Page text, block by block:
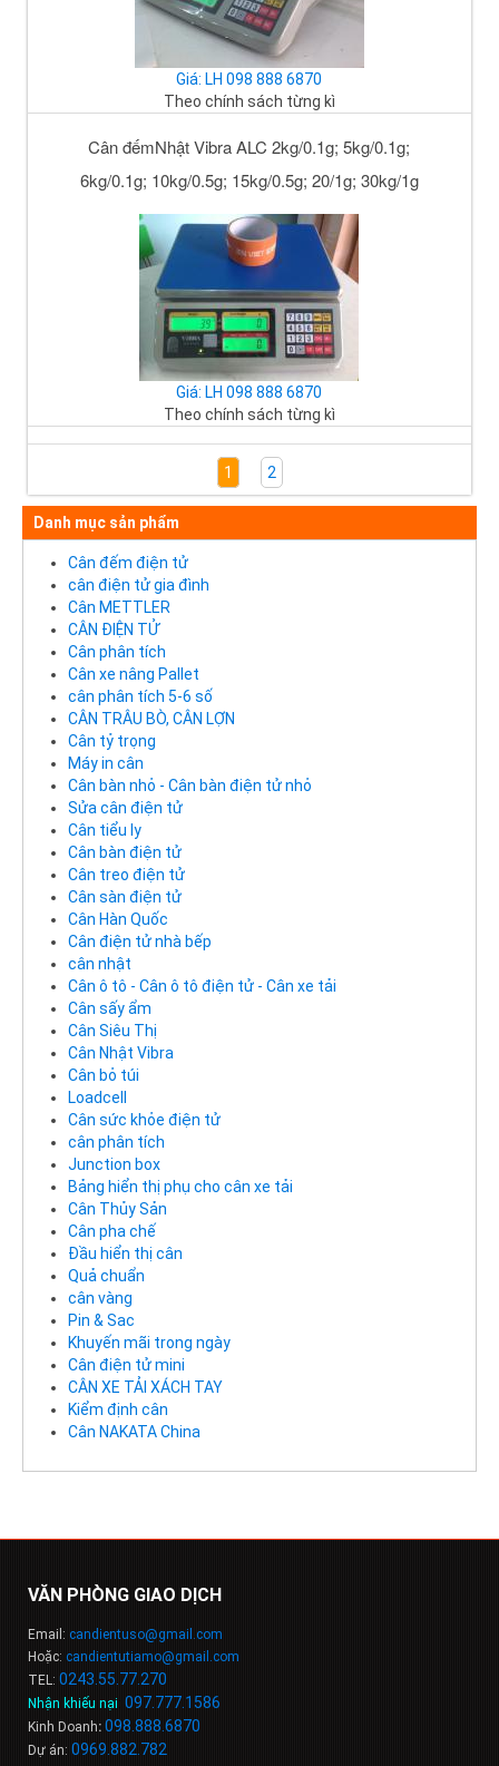
Giá: LH 098 888 6870
Theo chính sách từng kì
Cân đếmNhật Vibra ALC 2kg/0.1g; 5kg/0.1g;
6kg/0.1g; 10kg/0.5g; 15kg/0.5g; 20/1g; 30kg/1g
Giá: LH 098 888 6870
Theo chính sách từng kì
1 2
Danh mục sản phẩm
Cân đếm điện tử
cân điện tử gia đình
Cân METTLER
CÂN ĐIỆN TỬ
Cân phân tích
Cân xe nâng Pallet
cân phân tích 5-6 số
CÂN TRÂU BÒ, CÂN LỢN
Cân tỷ trọng
Máy in cân
Cân bàn nhỏ - Cân bàn điện tử nhỏ
Sửa cân điện tử
Cân tiểu ly
Cân bàn điện tử
Cân treo điện tử
Cân sàn điện tử
Cân Hàn Quốc
Cân điện tử nhà bếp
cân nhật
Cân ô tô - Cân ô tô điện tử - Cân xe tải
Cân sấy ẩm
Cân Siêu Thị
Cân Nhật Vibra
Cân bỏ túi
Loadcell
Cân sức khỏe điện tử
cân phân tích
Junction box
Bảng hiển thị phụ cho cân xe tải
Cân Thủy Sản
Cân pha chế
Đầu hiển thị cân
Quả chuẩn
cân vàng
Pin & Sac
Khuyến mãi trong ngày
Cân điện tử mini
CÂN XE TẢI XÁCH TAY
Kiểm định cân
Cân NAKATA China
VĂN PHÒNG GIAO DỊCH
Email: candientuso@gmail.com
Hoặc: candientutiamo@gmail.com
TEL: 0243.55.77.270
Nhận khiếu nại 097.777.1586
Kinh Doanh: 098.888.6870
Dự án: 0969.882.782